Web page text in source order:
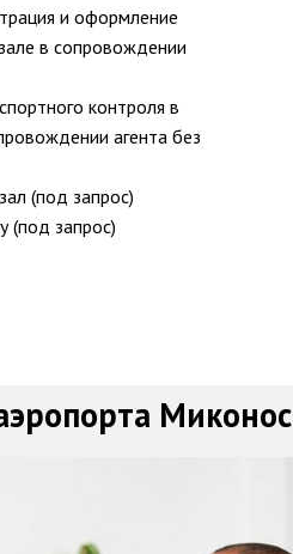
и оформление
в сопровождении
контроля в
агента без
(под запрос)
(под запрос)
Миконос